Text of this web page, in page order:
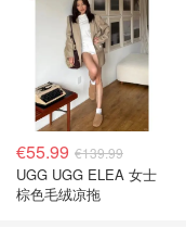
€55.99 €139.99
UGG UGG ELEA 女士
棕色毛绒凉拖